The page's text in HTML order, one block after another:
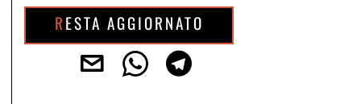
RESTA AGGIORNATO